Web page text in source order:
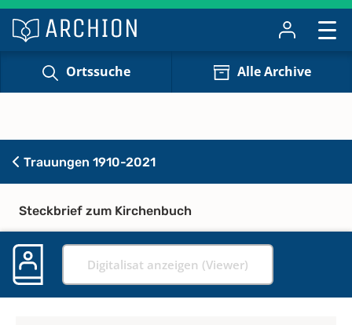
Ortssuche Alle Archive
Trauungen 1910-2021
Steckbrief zum Kirchenbuch
Digitalisat anzeigen (Viewer)